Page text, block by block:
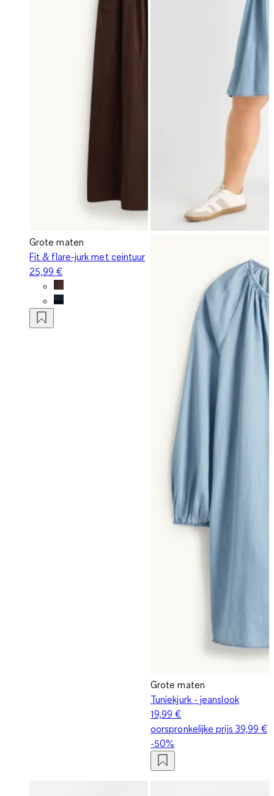
Grote maten
Fit & flare-jurk met ceintuur
25,99 €
Grote maten
Tuniekjurk - jeanslook
19,99 €
oorspronkelijke prijs 39,99 €
-50%